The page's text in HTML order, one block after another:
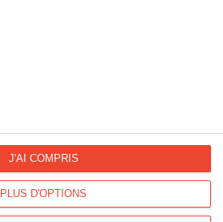
PLUS D'OPTIONS
J'AI COMPRIS
des cartes pour toutes les occasions :